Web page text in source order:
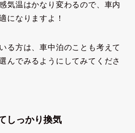
気温はかなり変わるので、車内
になりますよ！
る方は、車中泊のことも考えて
んでみるようにしてみてくださ
しっかり換気